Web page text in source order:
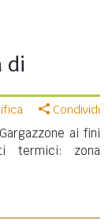
di
Condividi
ai fini
termici: zona